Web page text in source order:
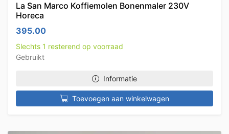
La San Marco Koffiemolen Bonenmaler 230V
Horeca
395.00
Slechts 1 resterend op voorraad
Gebruikt
Informatie
Toevoegen aan winkelwagen